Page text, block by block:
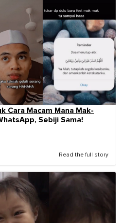
Cara Macam Mana Mak-
Sebiji Sama!
Read the full story